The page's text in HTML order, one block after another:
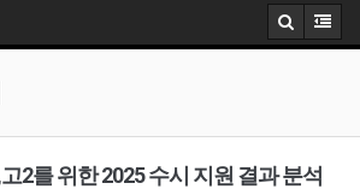
2를 위한 2025 수시 지원 결과 분석